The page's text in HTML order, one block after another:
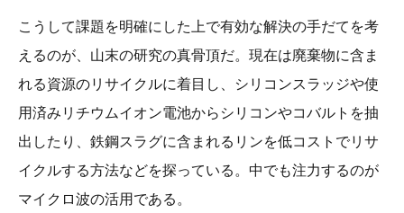
こうして課題を明確にした上で有効な解決の手だてを考
えるのが、山末の研究の真骨頂だ。現在は廃棄物に含ま
れる資源のリサイクルに着目し、シリコンスラッジや使
用済みリチウムイオン電池からシリコンやコバルトを抽
出したり、鉄鋼スラグに含まれるリンを低コストでリサ
イクルする方法などを探っている。中でも注力するのが
マイクロ波の活用である。